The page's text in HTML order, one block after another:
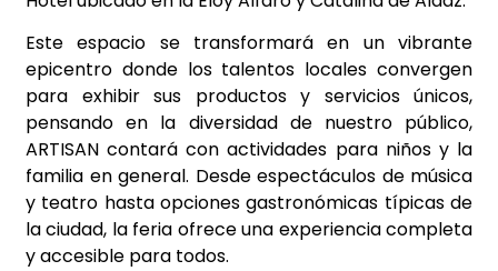
Este espacio se transformará en un vibrante
epicentro donde los talentos locales convergen
para exhibir sus productos y servicios únicos,
pensando en la diversidad de nuestro público,
ARTISAN contará con actividades para niños y la
familia en general. Desde espectáculos de música
y teatro hasta opciones gastronómicas típicas de
la ciudad, la feria ofrece una experiencia completa
y accesible para todos.